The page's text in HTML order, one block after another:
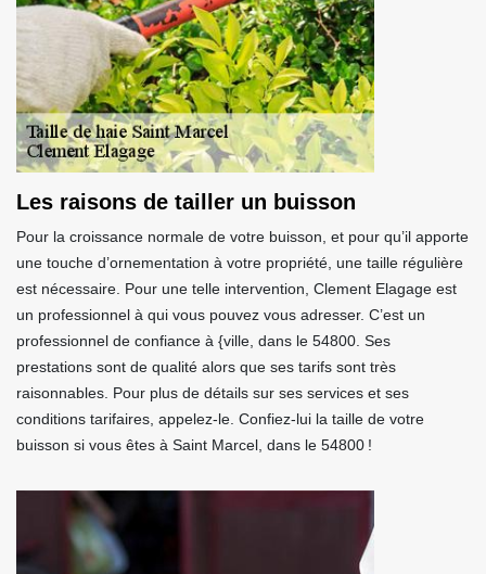
Les raisons de tailler un buisson
Pour la croissance normale de votre buisson, et pour qu’il apporte
une touche d’ornementation à votre propriété, une taille régulière
est nécessaire. Pour une telle intervention, Clement Elagage est
un professionnel à qui vous pouvez vous adresser. C’est un
professionnel de confiance à {ville, dans le 54800. Ses
prestations sont de qualité alors que ses tarifs sont très
raisonnables. Pour plus de détails sur ses services et ses
conditions tarifaires, appelez-le. Confiez-lui la taille de votre
buisson si vous êtes à Saint Marcel, dans le 54800 !